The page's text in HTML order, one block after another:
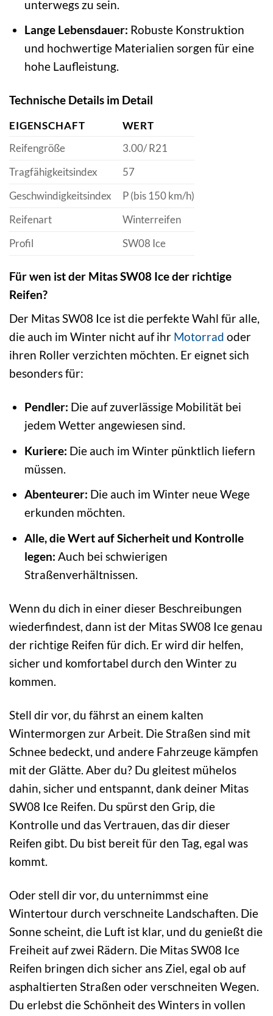
unterwegs zu sein.
Lange Lebensdauer: Robuste Konstruktion
und hochwertige Materialien sorgen für eine
hohe Laufleistung.
Technische Details im Detail
EIGENSCHAFT
WERT
Reifengröße
3.00/ R21
Tragfähigkeitsindex
57
Geschwindigkeitsindex
P (bis 150 km/h)
Reifenart
Winterreifen
Profil
SW08 Ice
Für wen ist der Mitas SW08 Ice der richtige
Reifen?
Der Mitas SW08 Ice ist die perfekte Wahl für alle,
die auch im Winter nicht auf ihr Motorrad oder
ihren Roller verzichten möchten. Er eignet sich
besonders für:
Pendler: Die auf zuverlässige Mobilität bei
jedem Wetter angewiesen sind.
Kuriere: Die auch im Winter pünktlich liefern
müssen.
Abenteurer: Die auch im Winter neue Wege
erkunden möchten.
Alle, die Wert auf Sicherheit und Kontrolle
legen: Auch bei schwierigen
Straßenverhältnissen.
Wenn du dich in einer dieser Beschreibungen
wiederfindest, dann ist der Mitas SW08 Ice genau
der richtige Reifen für dich. Er wird dir helfen,
sicher und komfortabel durch den Winter zu
kommen.
Stell dir vor, du fährst an einem kalten
Wintermorgen zur Arbeit. Die Straßen sind mit
Schnee bedeckt, und andere Fahrzeuge kämpfen
mit der Glätte. Aber du? Du gleitest mühelos
dahin, sicher und entspannt, dank deiner Mitas
SW08 Ice Reifen. Du spürst den Grip, die
Kontrolle und das Vertrauen, das dir dieser
Reifen gibt. Du bist bereit für den Tag, egal was
kommt.
Oder stell dir vor, du unternimmst eine
Wintertour durch verschneite Landschaften. Die
Sonne scheint, die Luft ist klar, und du genießt die
Freiheit auf zwei Rädern. Die Mitas SW08 Ice
Reifen bringen dich sicher ans Ziel, egal ob auf
asphaltierten Straßen oder verschneiten Wegen.
Du erlebst die Schönheit des Winters in vollen